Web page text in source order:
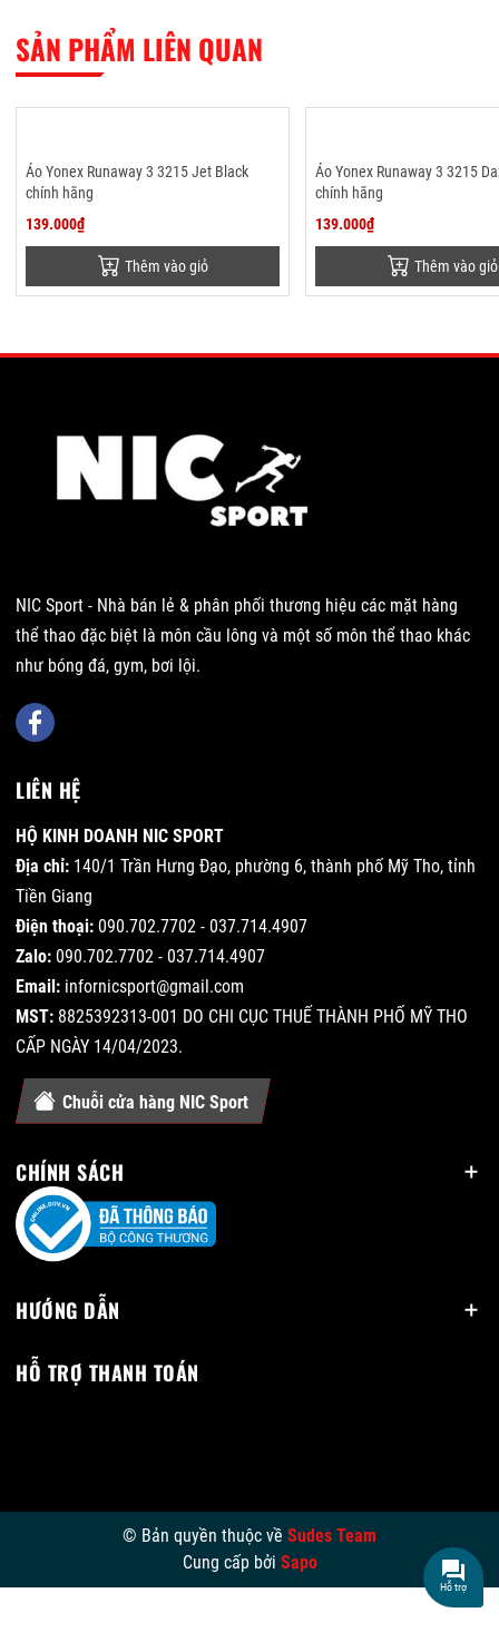
SẢN PHẨM LIÊN QUAN
Áo Yonex Runaway 3 3215 Jet Black
chính hãng
139.000₫
Thêm vào giỏ
Áo Yonex Runaway 3 3215
chính hãng
139.000₫
Thêm vào giỏ
NIC Sport - Nhà bán lẻ & phân phối thương hiệu các mặt hàng
thể thao đặc biệt là môn cầu lông và một số môn thể thao khác
như bóng đá, gym, bơi lội.
LIÊN HỆ
HỘ KINH DOANH NIC SPORT
Địa chỉ: 140/1 Trần Hưng Đạo, phường 6, thành phố Mỹ Tho, tỉnh
Tiền Giang
Điện thoại: 090.702.7702 - 037.714.4907
Zalo: 090.702.7702 - 037.714.4907
Email: infornicsport@gmail.com
MST: 8825392313-001 DO CHI CỤC THUẾ THÀNH PHỐ MỸ THO
CẤP NGÀY 14/04/2023.
Chuỗi cửa hàng NIC Sport
CHÍNH SÁCH
HƯỚNG DẪN
HỖ TRỢ THANH TOÁN
© Bản quyền thuộc về Sudes Team
Cung cấp bởi Sapo
Hỗ trợ